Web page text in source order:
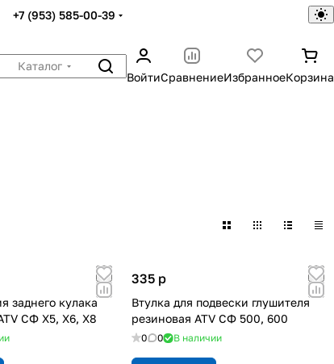
+7 (953) 585-00-39
Каталог
ВойтиСравнениеИзбранноеКорзина
заднего кулака
СФ X5, Х6, Х8
335 p
Втулка для подвески глушителя
резиновая ATV СФ 500, 600
0 0 В наличии